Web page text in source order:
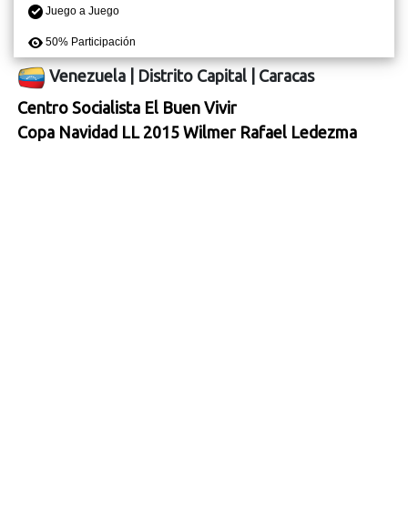
Juego a Juego
50% Participación
Venezuela Distrito Capital
Caracas
Centro Socialista El Buen Vivir
Copa Navidad LL 2015 Wilmer Rafael Ledezma